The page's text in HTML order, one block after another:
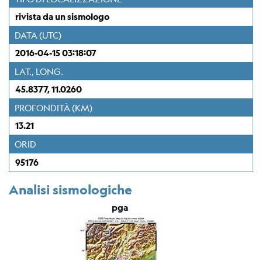
Stazione
Everest
EvK2-
CNR
(EVN)
Rete
sismometrica
Per
sismologi
rivista da un sismologo
DATA (UTC)
2016-04-15 03:18:07
LAT., LONG.
45.8377, 11.0260
PROFONDITÀ (KM)
13.21
ORID
95176
Analisi sismologiche
pga